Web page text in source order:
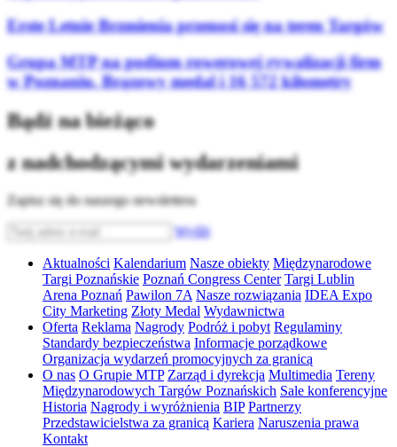
Erste Letnie Brzmienia przenosi się na teren Targów
Grupa MTP na podium rowerowej rywalizacji firm
w Poznaniu. Brązowy medal i 16 572 kilometry
Bądź na bieżąco
z nadchodzącymi wydarzeniami
Zapisz się do naszego newslettera
Wyślij
Aktualności Kalendarium Nasze obiekty Międzynarodowe
Targi Poznańskie Poznań Congress Center Targi Lublin
Arena Poznań Pawilon 7A Nasze rozwiązania IDEA Expo
City Marketing Złoty Medal Wydawnictwa
Oferta Reklama Nagrody Podróż i pobyt Regulaminy
Standardy bezpieczeństwa Informacje porządkowe
Organizacja wydarzeń promocyjnych za granicą
O nas O Grupie MTP Zarząd i dyrekcja Multimedia Tereny
Międzynarodowych Targów Poznańskich Sale konferencyjne
Historia Nagrody i wyróżnienia BIP Partnerzy
Przedstawicielstwa za granicą Kariera Naruszenia prawa
Kontakt